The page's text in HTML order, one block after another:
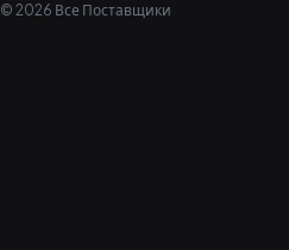
© 2026 Все Поставщики